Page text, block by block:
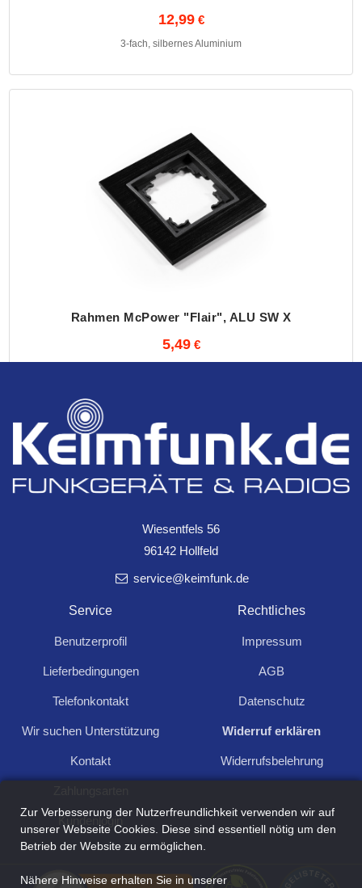
12,99
3-fach, silbernes Aluminium
Rahmen McPower "Flair", ALU SW X
5,49
Rahmen McPower "Flair", ALU SW X
Wiesentfels 56
96142 Hollfeld
service@keimfunk.de
Service
Benutzerprofil
Lieferbedingungen
Telefonkontakt
Wir suchen Unterstützung
Kontakt
Kundenlogin
Rechtliches
Impressum
AGB
Datenschutz
Widerruf erklären
Widerrufsbelehrung
Zur Verbesserung der Nutzerfreundlichkeit verwenden wir auf
unserer Webseite Cookies. Diese sind essentiell nötig um den
Betrieb der Website zu ermöglichen.
Nähere Hinweise erhalten Sie in unserer